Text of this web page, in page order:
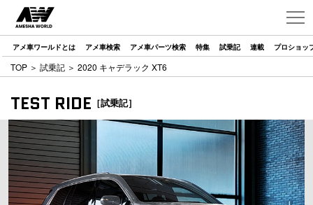
アメ車ワールドとは アメ車検索 アメ車パーツ検索 特集 試乗記 連載 プロショッ
TOP ＞ 試乗記 ＞ 2020 キャデラック XT6
TEST RIDE ［試乗記］